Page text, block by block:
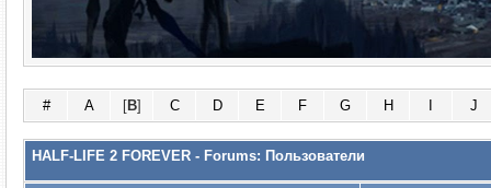
# A [B] C D E F G H J
HALF-LIFE 2 FOREVER - Forums: Пользователи